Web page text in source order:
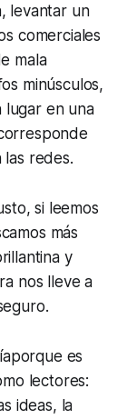
levantar un
comerciales
mala
minúsculos,
lugar en una
las redes.
si leemos
más
y
nos lleve a
porque es
lectores:
ideas, la